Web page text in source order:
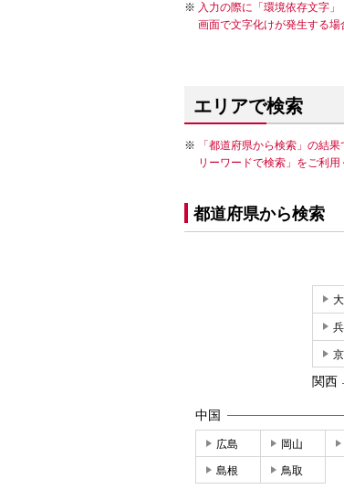
入力の際に「環境依存文字
画面で文字化けが発生する場
エリアで検索
「都道府県から検索」の結
リーワードで検索」をご利用
都道府県から検索
関西
中国
広島 岡山
島根 鳥取